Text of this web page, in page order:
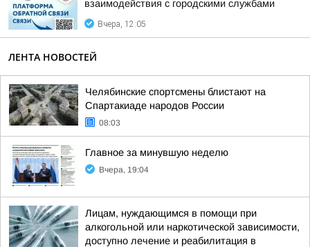
взаимодействия с городскими службами
Вчера, 12:05
ЛЕНТА НОВОСТЕЙ
Челябинские спортсмены блистают на
Спартакиаде народов России
08:03
Главное за минувшую неделю
Вчера, 19:04
Лицам, нуждающимся в помощи при
алкогольной или наркотической зависимости,
доступно лечение и реабилитация в